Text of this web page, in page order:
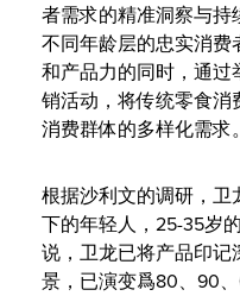
者需求的精准洞察与持
不同年龄层的忠实消费
和产品力的同时，通过
销活动，将传统零食消
消费群体的多样化需求。
根据沙利文的调研，卫
下的年轻人，25-35岁
说，卫龙已将产品印记
景，已演变爲80、90